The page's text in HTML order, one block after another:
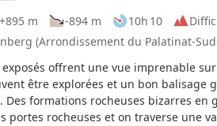
+895 m -894 m 10h 10
(Arrondissement du Palatinat-
offrent une vue imprenable
être explorées et un bon balisage
Des formations rocheuses bizarres
portes rocheuses et on traverse une